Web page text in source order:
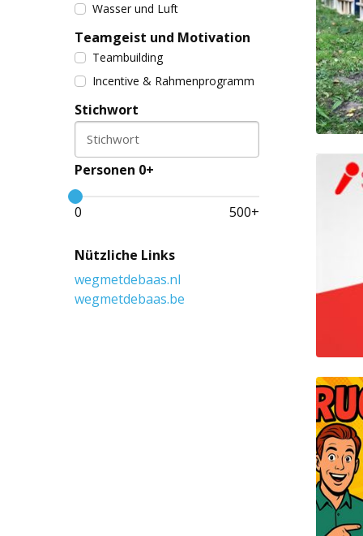
Wasser und Luft
Teamgeist und Motivation
Teambuilding
Incentive & Rahmenprogramm
Stichwort
Stichwort
Personen 0+
0 500+
Nützliche Links
wegmetdebaas.nl
wegmetdebaas.be